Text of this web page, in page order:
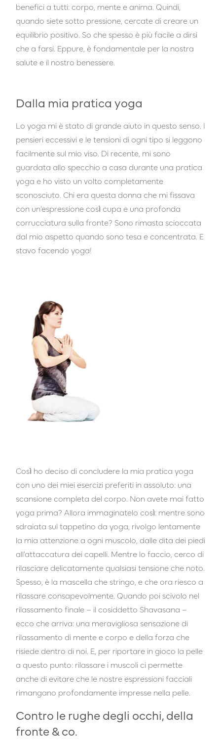
benefici a tutti: corpo, mente e anima. Quindi,
quando siete sotto pressione, cercate di creare un
equilibrio positivo. So che spesso è più facile a dirsi
che a farsi. Eppure, è fondamentale per la nostra
salute e il nostro benessere.
Dalla mia pratica yoga
Lo yoga mi è stato di grande aiuto in questo senso. I
pensieri eccessivi e le tensioni di ogni tipo si leggono
facilmente sul mio viso. Di recente, mi sono
guardata allo specchio a casa durante una pratica
yoga e ho visto un volto completamente
sconosciuto. Chi era questa donna che mi fissava
con un'espressione così cupa e una profonda
corrucciatura sulla fronte? Sono rimasta scioccata
dal mio aspetto quando sono tesa e concentrata. E
stavo facendo yoga!
Così ho deciso di concludere la mia pratica yoga
con uno dei miei esercizi preferiti in assoluto: una
scansione completa del corpo. Non avete mai fatto
yoga prima? Allora immaginatelo così: mentre sono
sdraiata sul tappetino da yoga, rivolgo lentamente
la mia attenzione a ogni muscolo, dalle dita dei piedi
all'attaccatura dei capelli. Mentre lo faccio, cerco di
rilasciare delicatamente qualsiasi tensione che noto.
Spesso, è la mascella che stringo, e che ora riesco a
rilassare consapevolmente. Quando poi scivolo nel
rilassamento finale – il cosiddetto Shavasana –
ecco che arriva: una meravigliosa sensazione di
rilassamento di mente e corpo e della forza che
risiede dentro di noi. E, per riportare in gioco la pelle
a questo punto: rilassare i muscoli ci permette
anche di evitare che le nostre espressioni facciali
rimangano profondamente impresse nella pelle.
Contro le rughe degli occhi, della
fronte & co.